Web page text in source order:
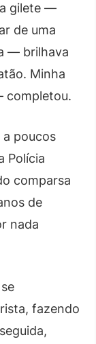
gilete —
de uma
— brilhava
Minha
completou.
a poucos
Polícia
comparsa
de
nada
fazendo